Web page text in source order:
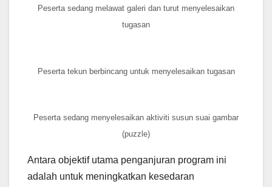
Peserta sedang melawat galeri dan turut menyelesaikan
tugasan
Peserta tekun berbincang untuk menyelesaikan tugasan
Peserta sedang menyelesaikan aktiviti susun suai gambar
(puzzle)
Antara objektif utama penganjuran program ini
adalah untuk meningkatkan kesedaran